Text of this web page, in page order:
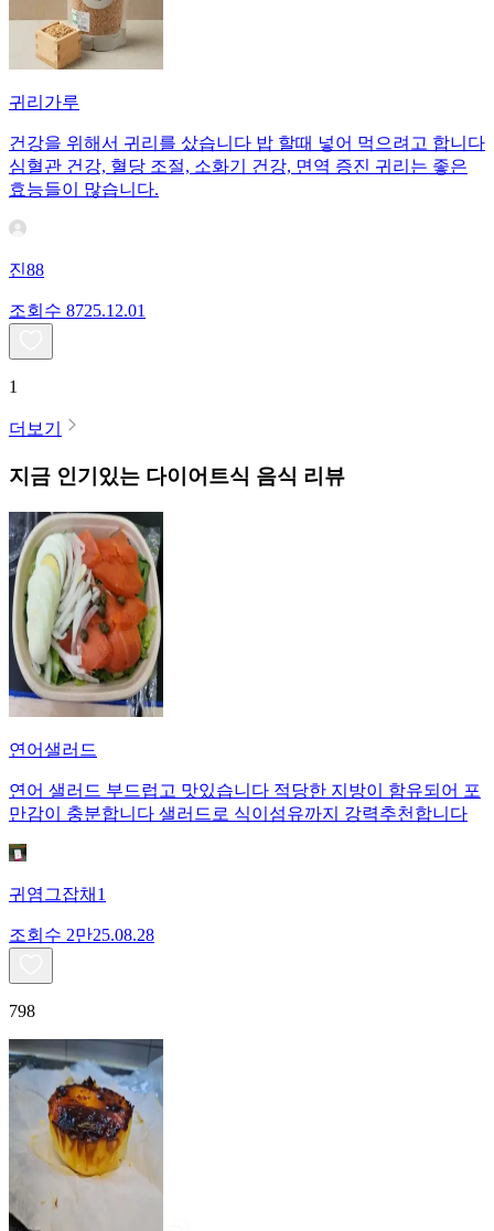
귀리가루
건강을 위해서 귀리를 샀습니다 밥 할때 넣어 먹으려고 합니다
심혈관 건강, 혈당 조절, 소화기 건강, 면역 증진 귀리는 좋은
효능들이 많습니다.
진88
조회수 8725.12.01
1
더보기
지금 인기있는 다이어트식 음식 리뷰
연어샐러드
연어 샐러드 부드럽고 맛있습니다 적당한 지방이 함유되어 포
만감이 충분합니다 샐러드로 식이섬유까지 강력추천합니다
귀염그잡채1
조회수 2만25.08.28
798